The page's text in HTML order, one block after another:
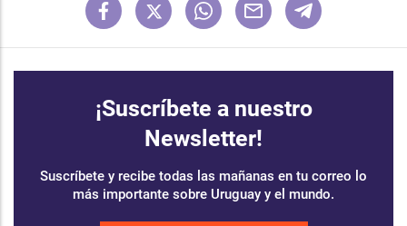
¡Suscríbete a nuestro
Newsletter!
Suscríbete y recibe todas las mañanas en tu correo lo
más importante sobre Uruguay y el mundo.